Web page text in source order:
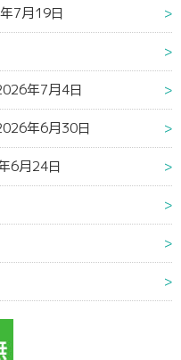
7月19日
年7月4日
年6月30日
6月24日